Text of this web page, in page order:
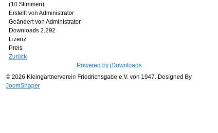
(10 Stimmen)
Erstellt von Administrator
Geändert von Administrator
Downloads 2.292
Lizenz
Preis
Zurück
Powered by jDownloads
© 2026 Kleingärtnerverein Friedrichsgabe e.V. von 1947. Designed By
JoomShaper